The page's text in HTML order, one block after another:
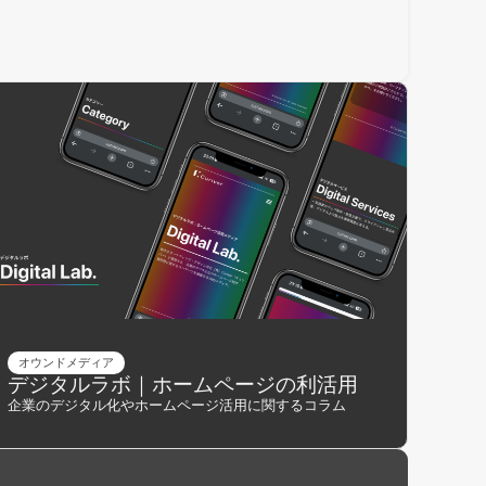
オウンドメディア
デジタルラボ｜ホームページの利活用
企業のデジタル化やホームページ活用に関するコラム